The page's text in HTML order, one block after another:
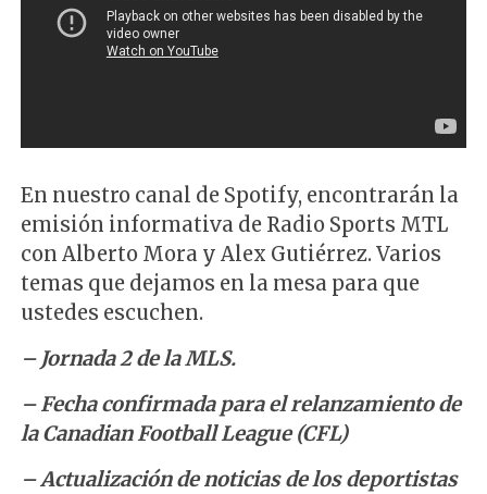
En nuestro canal de Spotify, encontrarán la
emisión informativa de Radio Sports MTL
con Alberto Mora y Alex Gutiérrez. Varios
temas que dejamos en la mesa para que
ustedes escuchen.
– Jornada 2 de la MLS.
– Fecha confirmada para el relanzamiento de
la Canadian Football League (CFL)
– Actualización de noticias de los deportistas